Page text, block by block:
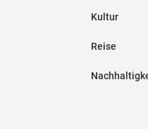
Kultur
Reise